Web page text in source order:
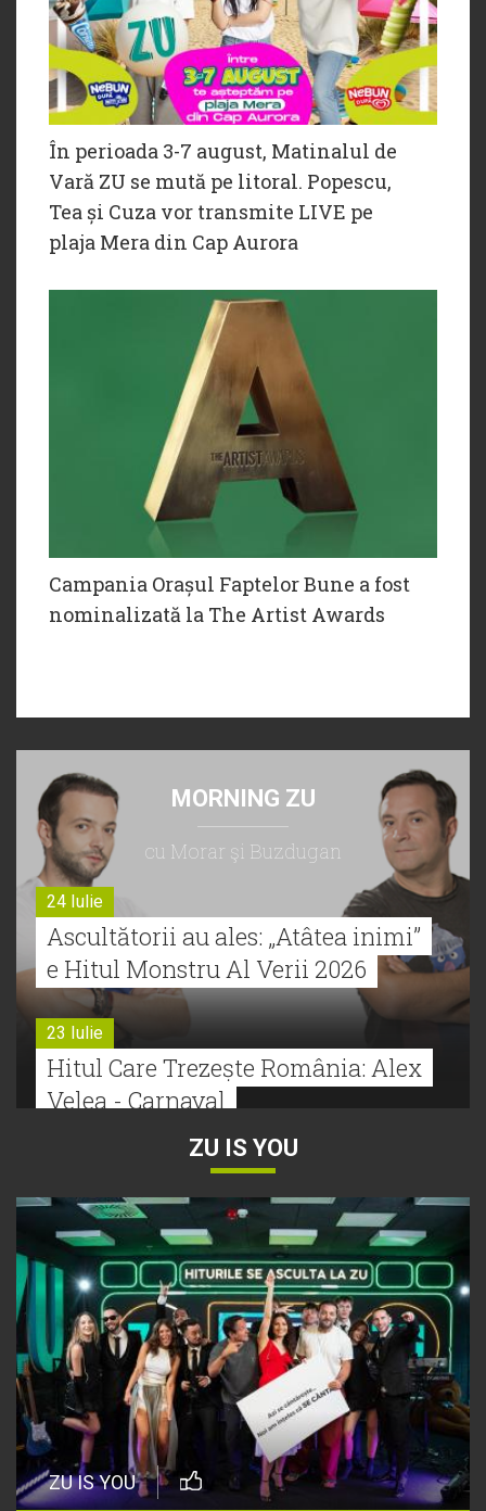
În perioada 3-7 august, Matinalul de
Vară ZU se mută pe litoral. Popescu,
Tea și Cuza vor transmite LIVE pe
plaja Mera din Cap Aurora
Campania Orașul Faptelor Bune a fost
nominalizată la The Artist Awards
MORNING ZU
cu Morar şi Buzdugan
24 Iulie
Ascultătorii au ales: „Atâtea inimi”
e Hitul Monstru Al Verii 2026
23 Iulie
Hitul Care Trezește România: Alex
Velea - Carnaval
Bătălie strânsă la Hitul Monstru Al
Verii: Cabron versus Faydee
21 Iulie
Dă volumul mai tare! Cabron vine
cu Hitul Monstru al Verii
20 Iulie
Episod nou | Muzica Aia x DJ
Christian Thomson
ZU IS YOU
ZU IS YOU